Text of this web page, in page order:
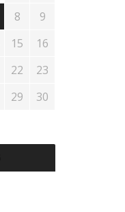
8
9
15
16
22
23
29
30